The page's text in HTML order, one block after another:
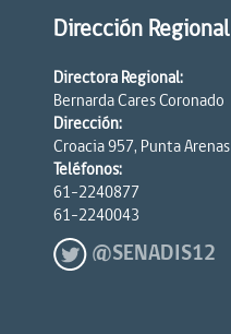
Dirección Regional
Directora Regional:
Bernarda Cares Coronado
Dirección:
Croacia 957, Punta Arenas
Teléfonos:
61-2240877
61-2240043
@SENADIS12